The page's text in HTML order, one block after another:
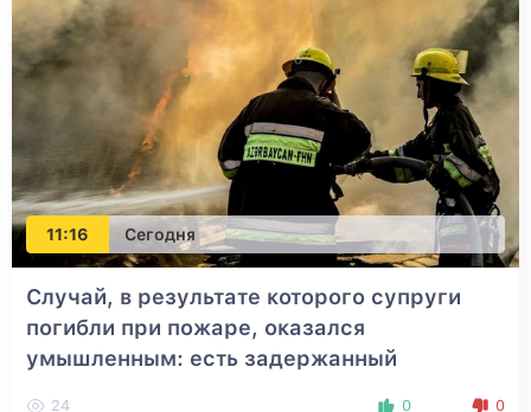
11:16 Сегодня
Случай, в результате которого супруги
погибли при пожаре, оказался
умышленным: есть задержанный
24 0 0